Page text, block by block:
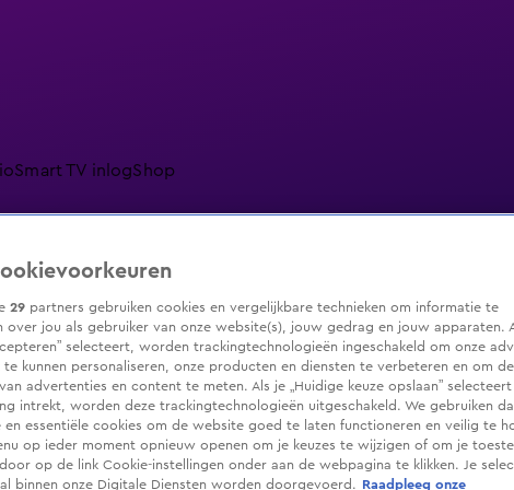
Smart TV inlogShop
Livestreams Shop
29 partners gebruiken cookies en vergelijkbare technieken om informatie te
over jou als gebruiker van onze website(s), jouw gedrag en jouw apparaten.
selecteert, worden trackingtechnologieën ingeschakeld om onze
kunnen personaliseren, onze producten en diensten te verbeteren en om de
advertenties en content te meten. Als je „Huidige keuze opslaan”
intrekt, worden deze trackingtechnologieën uitgeschakeld. We gebruiken
en essentiële cookies om de website goed te laten functioneren en veilig te
op ieder moment opnieuw openen om je keuzes te wijzigen of om je
op de link Cookie-instellingen onder aan de webpagina te klikken. Je
binnen onze Digitale Diensten worden doorgevoerd.
Raadpleeg onze